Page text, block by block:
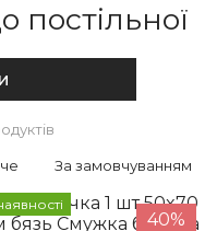
постільної
За замовчуванням
40%